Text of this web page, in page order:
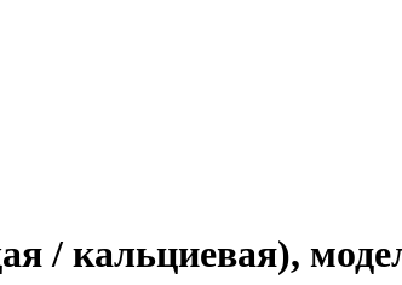
/ кальциевая),